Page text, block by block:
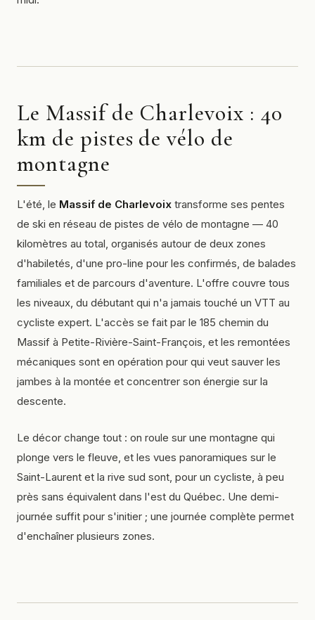
Le Massif de Charlevoix : 40
km de pistes de vélo de
montagne
L'été, le Massif de Charlevoix transforme ses pentes
de ski en réseau de pistes de vélo de montagne — 40
kilomètres au total, organisés autour de deux zones
d'habiletés, d'une pro-line pour les confirmés, de balades
familiales et de parcours d'aventure. L'offre couvre tous
les niveaux, du débutant qui n'a jamais touché un VTT au
cycliste expert. L'accès se fait par le 185 chemin du
Massif à Petite-Rivière-Saint-François, et les remontées
mécaniques sont en opération pour qui veut sauver les
jambes à la montée et concentrer son énergie sur la
descente.
Le décor change tout : on roule sur une montagne qui
plonge vers le fleuve, et les vues panoramiques sur le
Saint-Laurent et la rive sud sont, pour un cycliste, à peu
près sans équivalent dans l'est du Québec. Une demi-
journée suffit pour s'initier ; une journée complète permet
d'enchaîner plusieurs zones.